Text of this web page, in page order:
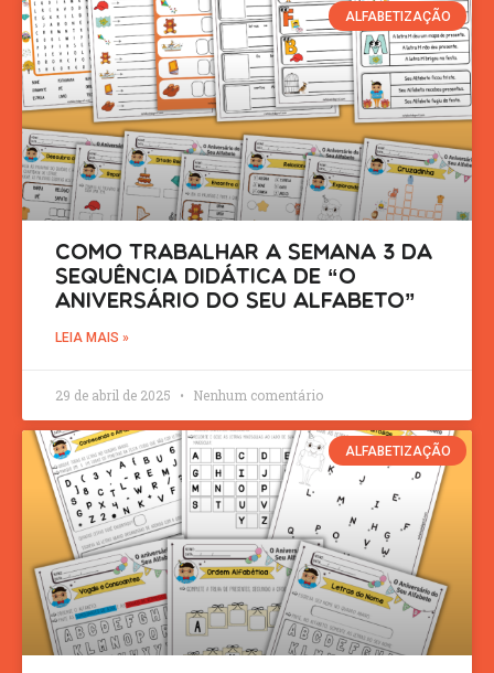
ALFABETIZAÇÃO
Como trabalhar a semana 3 da
sequência didática de “O
Aniversário do Seu Alfabeto”
LEIA MAIS »
29 de abril de 2025 Nenhum comentário
ALFABETIZAÇÃO